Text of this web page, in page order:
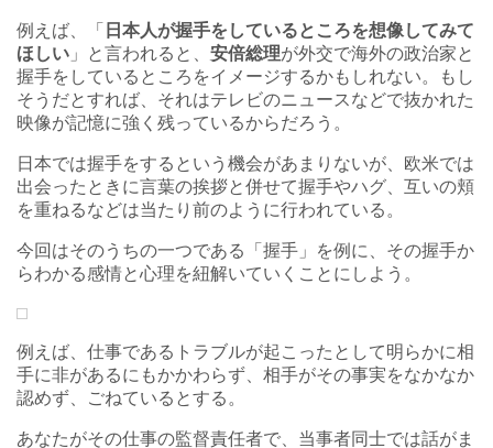
例えば、「 日本人が握手をしているところを想像してみて
ほしい 」と言われると、 安倍総理が外交で海外の政治家と
握手をしているところをイメージするかもしれない。もし
そうだとすれば、それはテレビのニュースなどで抜かれた
映像が記憶に強く残っているからだろう。
日本では握手をするという機会があまりないが、欧米では
出会ったときに言葉の挨拶と併せて握手やハグ、互いの頬
を重ねるなどは当たり前のように行われている。
今回はそのうちの一つである「握手」を例に、その握手か
らわかる感情と心理を紐解いていくことにしよう。
例えば、仕事であるトラブルが起こったとして明らかに相
手に非があるにもかかわらず、相手がその事実をなかなか
認めず、ごねているとする。
あなたがその仕事の監督責任者で、当事者同士では話がま